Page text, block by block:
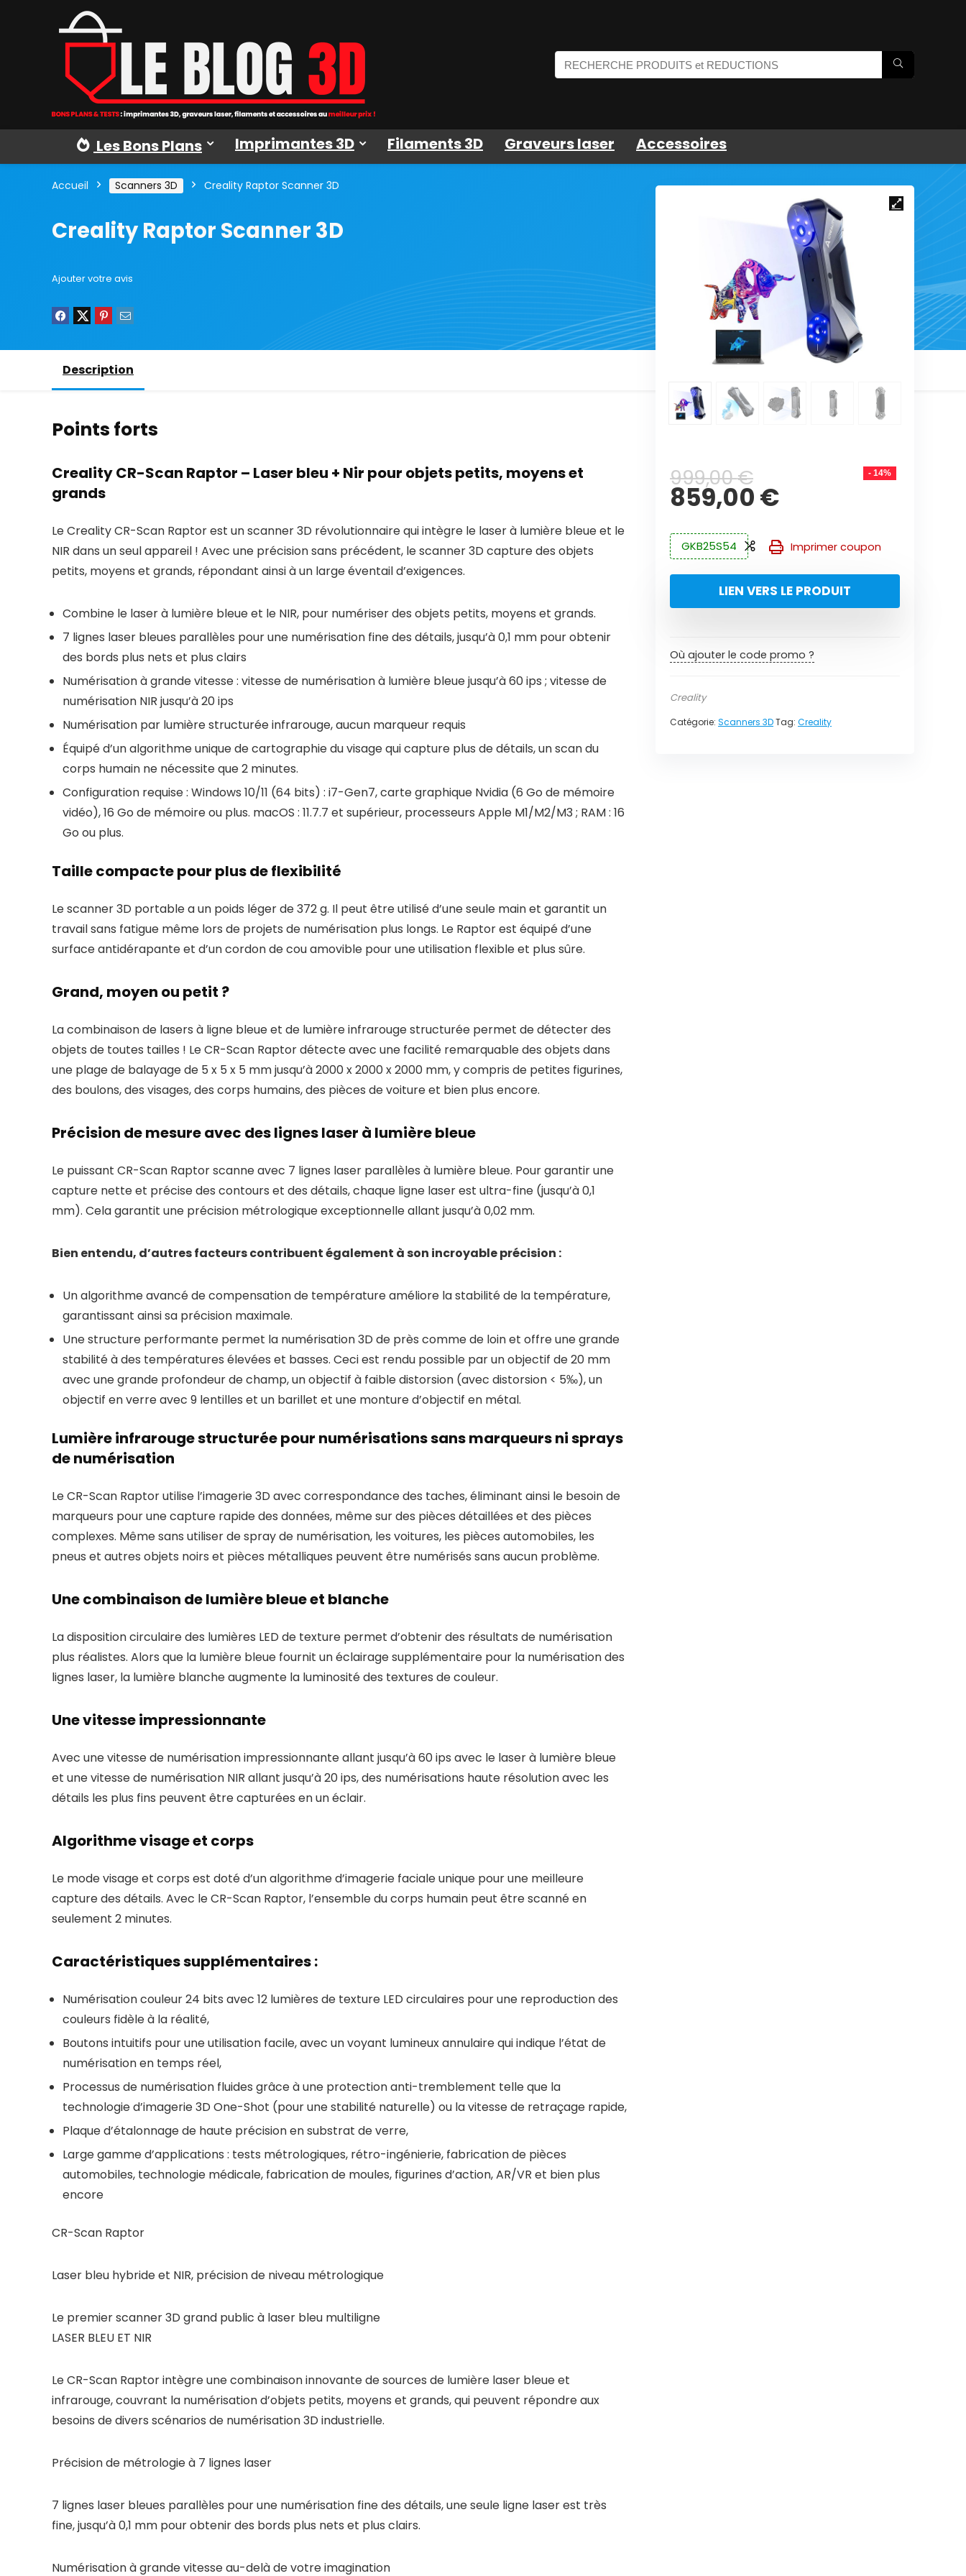
Les Bons Plans Imprimantes 3D Filaments 3D Graveurs laser Accessoires
Accueil Scanners 3D Creality Raptor Scanner 3D
Creality Raptor Scanner 3D
- 14%
999,00€Le
prix
initial
était :
999,00 €.
859,00€
Le
prix
actuel
est :
859,00 €.
GKB25S54 Imprimer coupon
LIEN VERS LE PRODUIT
Où ajouter le code promo ?
Creality
Catégorie: Scanners 3DTag: Creality
Ajouter votre avis
Description
Points forts
Creality CR-Scan Raptor – Laser bleu + Nir pour objets petits, moyens et
grands
Le Creality CR-Scan Raptor est un scanner 3D révolutionnaire qui intègre le laser à lumière bleue et le
NIR dans un seul appareil ! Avec une précision sans précédent, le scanner 3D capture des objets
petits, moyens et grands, répondant ainsi à un large éventail d’exigences.
Combine le laser à lumière bleue et le NIR, pour numériser des objets petits, moyens et grands.
7 lignes laser bleues parallèles pour une numérisation fine des détails, jusqu’à 0,1 mm pour obtenir
des bords plus nets et plus clairs
Numérisation à grande vitesse : vitesse de numérisation à lumière bleue jusqu’à 60 ips ; vitesse de
numérisation NIR jusqu’à 20 ips
Numérisation par lumière structurée infrarouge, aucun marqueur requis
Équipé d’un algorithme unique de cartographie du visage qui capture plus de détails, un scan du
corps humain ne nécessite que 2 minutes.
Configuration requise : Windows 10/11 (64 bits) : i7-Gen7, carte graphique Nvidia (6 Go de mémoire
vidéo), 16 Go de mémoire ou plus. macOS : 11.7.7 et supérieur, processeurs Apple M1/M2/M3 ; RAM : 16
Go ou plus.
Taille compacte pour plus de flexibilité
Le scanner 3D portable a un poids léger de 372 g. Il peut être utilisé d’une seule main et garantit un
travail sans fatigue même lors de projets de numérisation plus longs. Le Raptor est équipé d’une
surface antidérapante et d’un cordon de cou amovible pour une utilisation flexible et plus sûre.
Grand, moyen ou petit ?
La combinaison de lasers à ligne bleue et de lumière infrarouge structurée permet de détecter des
objets de toutes tailles ! Le CR-Scan Raptor détecte avec une facilité remarquable des objets dans
une plage de balayage de 5 x 5 x 5 mm jusqu’à 2000 x 2000 x 2000 mm, y compris de petites figurines,
des boulons, des visages, des corps humains, des pièces de voiture et bien plus encore.
Précision de mesure avec des lignes laser à lumière bleue
Le puissant CR-Scan Raptor scanne avec 7 lignes laser parallèles à lumière bleue. Pour garantir une
capture nette et précise des contours et des détails, chaque ligne laser est ultra-fine (jusqu’à 0,1
mm). Cela garantit une précision métrologique exceptionnelle allant jusqu’à 0,02 mm.
Bien entendu, d’autres facteurs contribuent également à son incroyable précision :
Un algorithme avancé de compensation de température améliore la stabilité de la température,
garantissant ainsi sa précision maximale.
Une structure performante permet la numérisation 3D de près comme de loin et offre une grande
stabilité à des températures élevées et basses. Ceci est rendu possible par un objectif de 20 mm
avec une grande profondeur de champ, un objectif à faible distorsion (avec distorsion < 5‰), un
objectif en verre avec 9 lentilles et un barillet et une monture d’objectif en métal.
Lumière infrarouge structurée pour numérisations sans marqueurs ni sprays
de numérisation
Le CR-Scan Raptor utilise l’imagerie 3D avec correspondance des taches, éliminant ainsi le besoin de
marqueurs pour une capture rapide des données, même sur des pièces détaillées et des pièces
complexes. Même sans utiliser de spray de numérisation, les voitures, les pièces automobiles, les
pneus et autres objets noirs et pièces métalliques peuvent être numérisés sans aucun problème.
Une combinaison de lumière bleue et blanche
La disposition circulaire des lumières LED de texture permet d’obtenir des résultats de numérisation
plus réalistes. Alors que la lumière bleue fournit un éclairage supplémentaire pour la numérisation des
lignes laser, la lumière blanche augmente la luminosité des textures de couleur.
Une vitesse impressionnante
Avec une vitesse de numérisation impressionnante allant jusqu’à 60 ips avec le laser à lumière bleue
et une vitesse de numérisation NIR allant jusqu’à 20 ips, des numérisations haute résolution avec les
détails les plus fins peuvent être capturées en un éclair.
Algorithme visage et corps
Le mode visage et corps est doté d’un algorithme d’imagerie faciale unique pour une meilleure
capture des détails. Avec le CR-Scan Raptor, l’ensemble du corps humain peut être scanné en
seulement 2 minutes.
Caractéristiques supplémentaires :
Numérisation couleur 24 bits avec 12 lumières de texture LED circulaires pour une reproduction des
couleurs fidèle à la réalité,
Boutons intuitifs pour une utilisation facile, avec un voyant lumineux annulaire qui indique l’état de
numérisation en temps réel,
Processus de numérisation fluides grâce à une protection anti-tremblement telle que la
technologie d’imagerie 3D One-Shot (pour une stabilité naturelle) ou la vitesse de retraçage rapide,
Plaque d’étalonnage de haute précision en substrat de verre,
Large gamme d’applications : tests métrologiques, rétro-ingénierie, fabrication de pièces
automobiles, technologie médicale, fabrication de moules, figurines d’action, AR/VR et bien plus
encore
CR-Scan Raptor
Laser bleu hybride et NIR, précision de niveau métrologique
Le premier scanner 3D grand public à laser bleu multiligne
LASER BLEU ET NIR
Le CR-Scan Raptor intègre une combinaison innovante de sources de lumière laser bleue et
infrarouge, couvrant la numérisation d’objets petits, moyens et grands, qui peuvent répondre aux
besoins de divers scénarios de numérisation 3D industrielle.
Précision de métrologie à 7 lignes laser
7 lignes laser bleues parallèles pour une numérisation fine des détails, une seule ligne laser est très
fine, jusqu’à 0,1 mm pour obtenir des bords plus nets et plus clairs.
Numérisation à grande vitesse au-delà de votre imagination